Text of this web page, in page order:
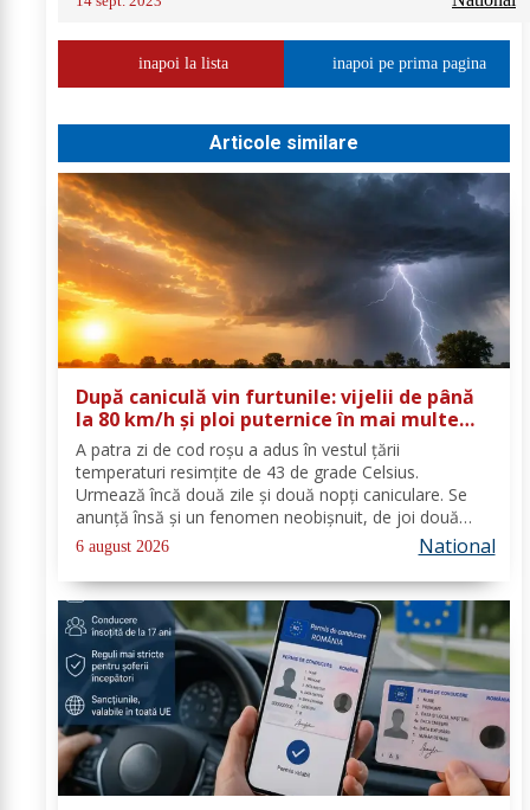
inapoi la lista inapoi pe prima pagina
Articole similare
După caniculă vin furtunile: vijelii de până
la 80 km/h și ploi puternice în mai multe
zone
A patra zi de cod roşu a adus în vestul ţării
temperaturi resimţite de 43 de grade Celsius.
Urmează încă două zile şi două nopţi caniculare. Se
anunţă însă şi un fenomen neobişnuit, de joi două
alerte extreme vor fi în vigoare în acelaşi timp în mare
parte din ţară: un cod de caniculă şi unul de...
6 august 2026 National